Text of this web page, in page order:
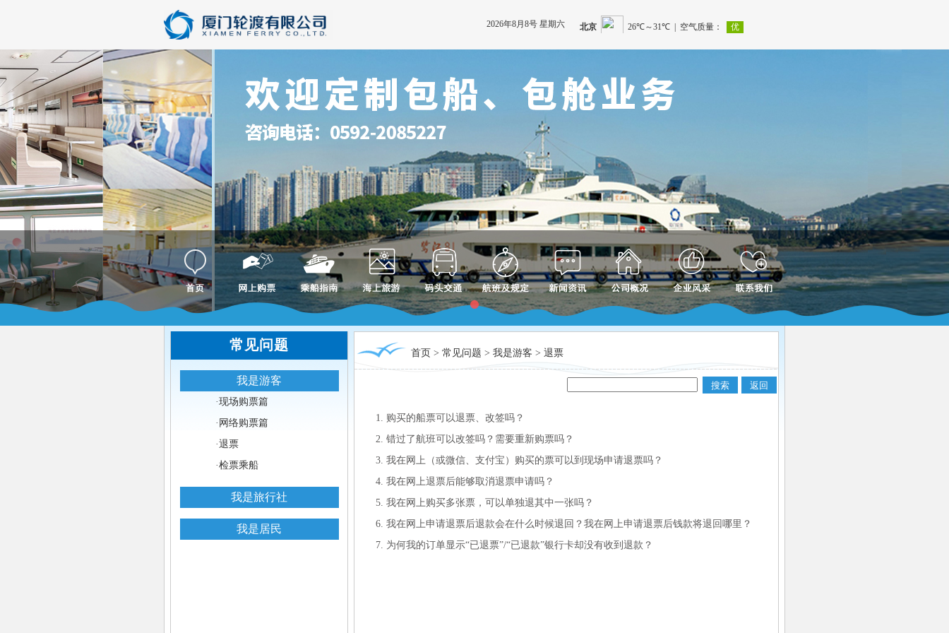
2026年8月8号 星期六
常见问题
我是游客
·现场购票篇
· 网络购票篇
·退票
·检票乘船
我是旅行社
我是居民
首页 > 常见问题 > 我是游客 > 退票
1. 购买的船票可以退票、改签吗？
2. 错过了航班可以改签吗？需要重新购票吗？
3. 我在网上（或微信、支付宝）购买的票可以到现场申请退票吗？
4. 我在网上退票后能够取消退票申请吗？
5. 我在网上购买多张票，可以单独退其中一张吗？
6. 我在网上申请退票后退款会在什么时候退回？我在网上申请退票后钱款将退回哪里？
7. 为何我的订单显示“已退票”/“已退款”银行卡却没有收到退款？